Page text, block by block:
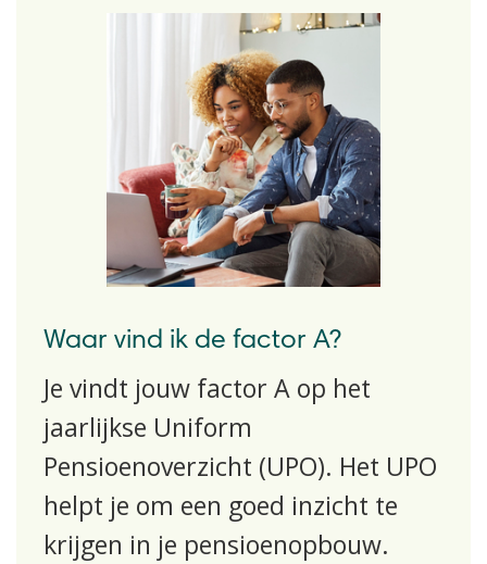
Waar vind ik de factor A?
Je vindt jouw factor A op het
jaarlijkse Uniform
Pensioenoverzicht (UPO). Het UPO
helpt je om een goed inzicht te
krijgen in je pensioenopbouw.